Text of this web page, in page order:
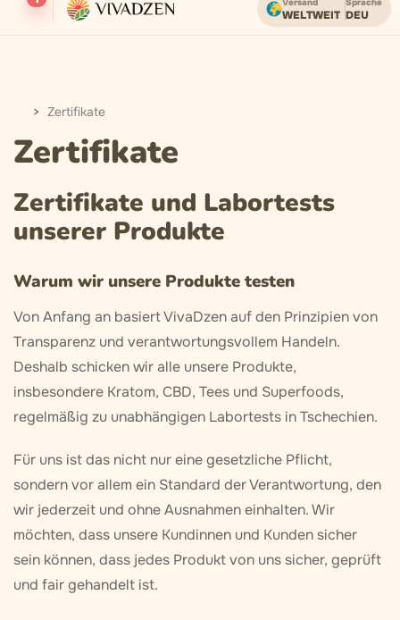
Kostenloser Versand ab einem Bestellwert von USD.
WELTWEIT DEU
Zertifikate
Zertifikate
Zertifikate und Labortests
unserer Produkte
Warum wir unsere Produkte testen
Von Anfang an basiert VivaDzen auf den Prinzipien von
Transparenz und verantwortungsvollem Handeln.
Deshalb schicken wir alle unsere Produkte,
insbesondere Kratom, CBD, Tees und Superfoods,
regelmäßig zu unabhängigen Labortests in Tschechien.
Für uns ist das nicht nur eine gesetzliche Pflicht,
sondern vor allem ein Standard der Verantwortung, den
wir jederzeit und ohne Ausnahmen einhalten. Wir
möchten, dass unsere Kundinnen und Kunden sicher
sein können, dass jedes Produkt von uns sicher, geprüft
und fair gehandelt ist.